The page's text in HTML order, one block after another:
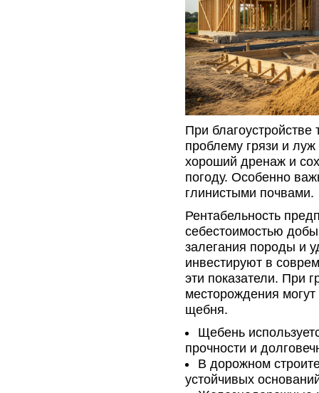
При
проблему грязи и
хороший дренаж и
погоду. Особенно
глинистыми почвами.
Рентабельность
себестоимостью
залегания породы и
инвестируют в
эти показатели. При
месторождения
щебня.
Щебень
прочности и
В дорожном
устойчивых